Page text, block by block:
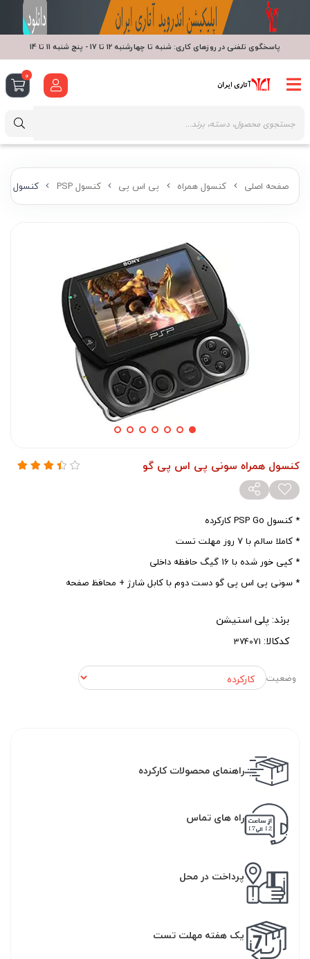
صفحه اصلی کنسول همراه پی اس پی کنسول PSP کنسول
کنسول همراه سونی پی اس پی گو
* کنسول PSP Go کارکرده
* کاملا سالم با 7 روز مهلت تست
* کپی خور شده با 16 گیگ حافظه داخلی
* سونی پی اس پی گو دست دوم با کابل شارژ + محافظ صفحه
برند: پلی استیشن
کدکالا:
وضعیت
راهنمای محصولات کارکرده
راه های تماس
پرداخت در محل
یک هفته مهلت تست
پاسخگوی تلفنی در روزهای کاری: شنبه تا چهارشنبه 12 تا 17 - پنج شنبه 11 تا 14
0